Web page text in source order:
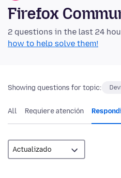
Firefox
2 questions in the last 24
how to help solve them!
Showing questions for topic:
All Requiere atención